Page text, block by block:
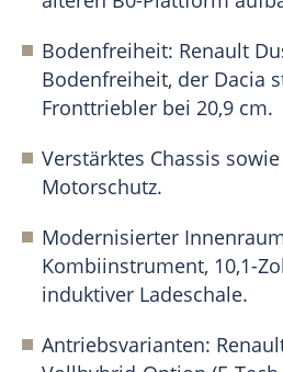
Bodenfreiheit: Renault
Bodenfreiheit, der Dacia
Fronttriebler bei 20,9 cm.
Verstärktes Chassis
Motorschutz.
Modernisierter
Kombiinstrument, 10,1-
induktiver Ladeschale.
Antriebsvarianten: